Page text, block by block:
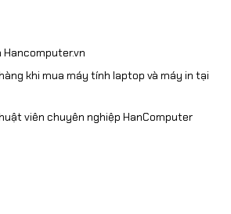
Hancomputer.vn
khi mua máy tính laptop và máy in tại
viên chuyên nghiệp HanComputer